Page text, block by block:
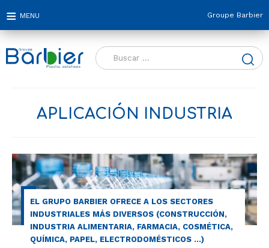
Groupe Barbier
Buscar:
APLICACIÓN INDUSTRIA
EL GRUPO BARBIER OFRECE A LOS SECTORES
INDUSTRIALES MÁS DIVERSOS (CONSTRUCCIÓN,
INDUSTRIA ALIMENTARIA, FARMACIA, COSMÉTICA,
QUÍMICA, PAPEL, ELECTRODOMÉSTICOS ...)